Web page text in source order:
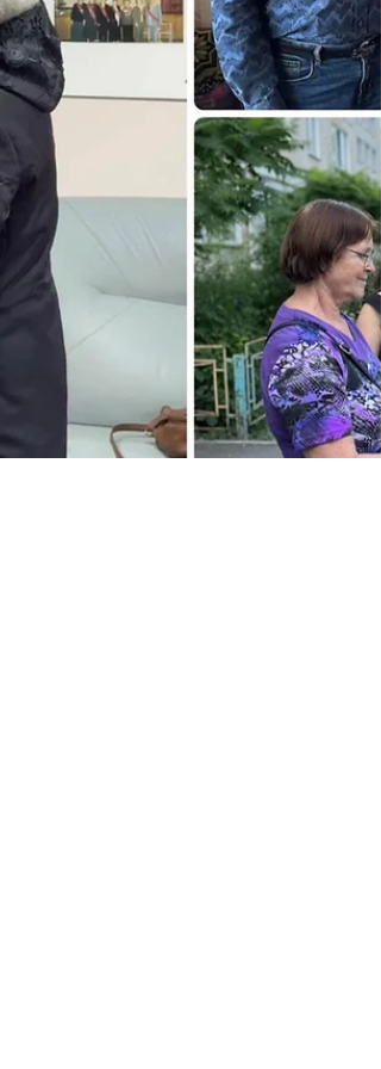
проблеми, допомагають знаходити рішення,
підтри